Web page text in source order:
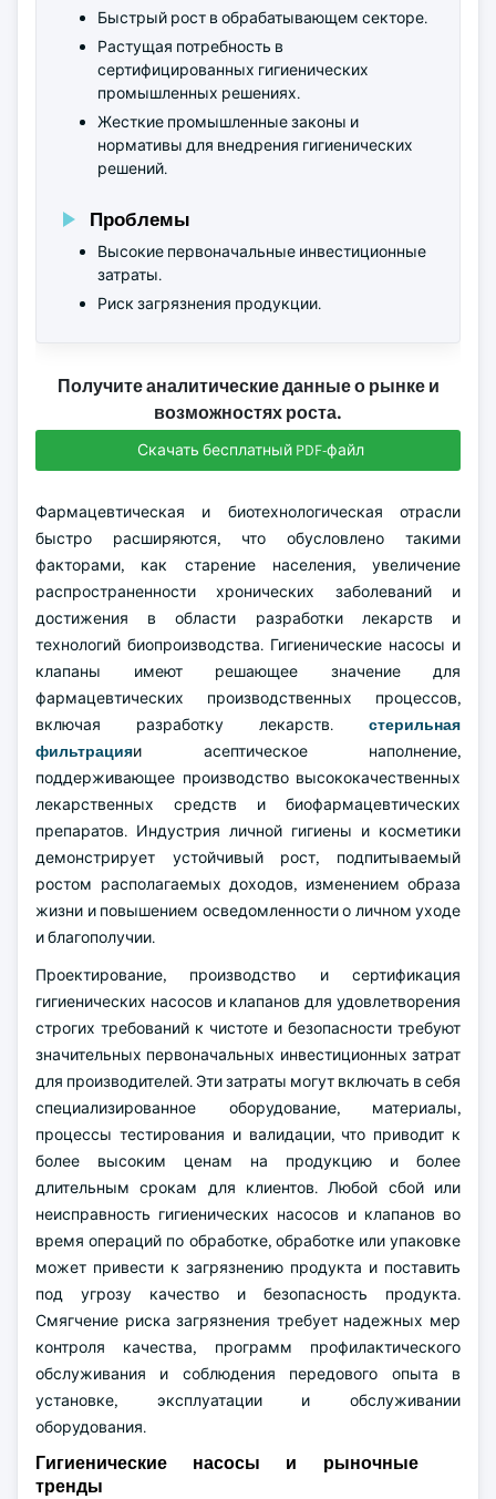
Быстрый рост в обрабатывающем секторе.
Растущая потребность в
сертифицированных гигиенических
промышленных решениях.
Жесткие промышленные законы и
нормативы для внедрения гигиенических
решений.
Проблемы
Высокие первоначальные инвестиционные
затраты.
Риск загрязнения продукции.
Получите аналитические данные о рынке и
возможностях роста.
Скачать бесплатный PDF-файл
Фармацевтическая и биотехнологическая отрасли
быстро расширяются, что обусловлено такими
факторами, как старение населения, увеличение
распространенности хронических заболеваний и
достижения в области разработки лекарств и
технологий биопроизводства. Гигиенические насосы и
клапаны имеют решающее значение для
фармацевтических производственных процессов,
включая разработку лекарств. стерильная
фильтрацияи асептическое наполнение,
поддерживающее производство высококачественных
лекарственных средств и биофармацевтических
препаратов. Индустрия личной гигиены и косметики
демонстрирует устойчивый рост, подпитываемый
ростом располагаемых доходов, изменением образа
жизни и повышением осведомленности о личном уходе
и благополучии.
Проектирование, производство и сертификация
гигиенических насосов и клапанов для удовлетворения
строгих требований к чистоте и безопасности требуют
значительных первоначальных инвестиционных затрат
для производителей. Эти затраты могут включать в себя
специализированное оборудование, материалы,
процессы тестирования и валидации, что приводит к
более высоким ценам на продукцию и более
длительным срокам для клиентов. Любой сбой или
неисправность гигиенических насосов и клапанов во
время операций по обработке, обработке или упаковке
может привести к загрязнению продукта и поставить
под угрозу качество и безопасность продукта.
Смягчение риска загрязнения требует надежных мер
контроля качества, программ профилактического
обслуживания и соблюдения передового опыта в
установке, эксплуатации и обслуживании
оборудования.
Гигиенические насосы и рыночные
тренды